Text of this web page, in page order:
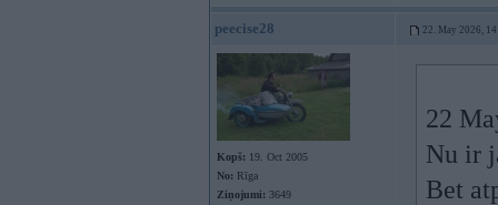
peecise28 22. May 2026,
Kopš: 19. Oct 2005
No: Rīga
Ziņojumi: 3649
22
Nu ir
Bet